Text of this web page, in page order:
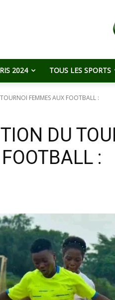
2024 TOUS LES SPORTS
FEMMES AUX FOOTBALL :
DU
: